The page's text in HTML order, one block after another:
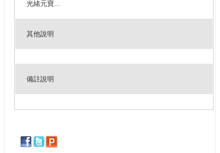
光緒元寶...
其他說明
備註說明